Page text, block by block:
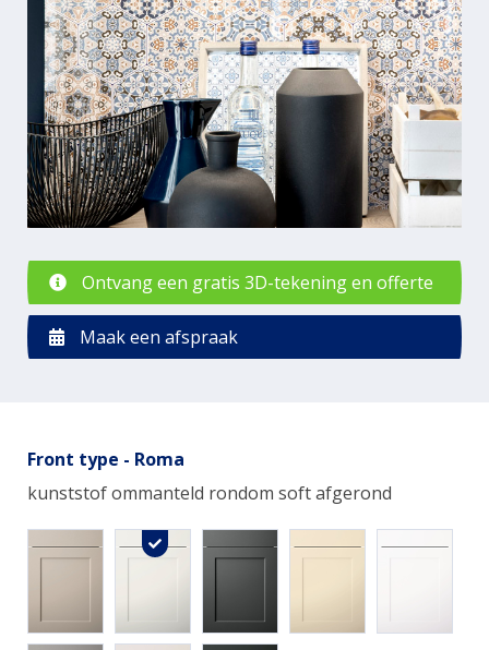
Ontvang een gratis 3D-tekening en offerte
Maak een afspraak
Front type - Roma
kunststof ommanteld rondom soft afgerond